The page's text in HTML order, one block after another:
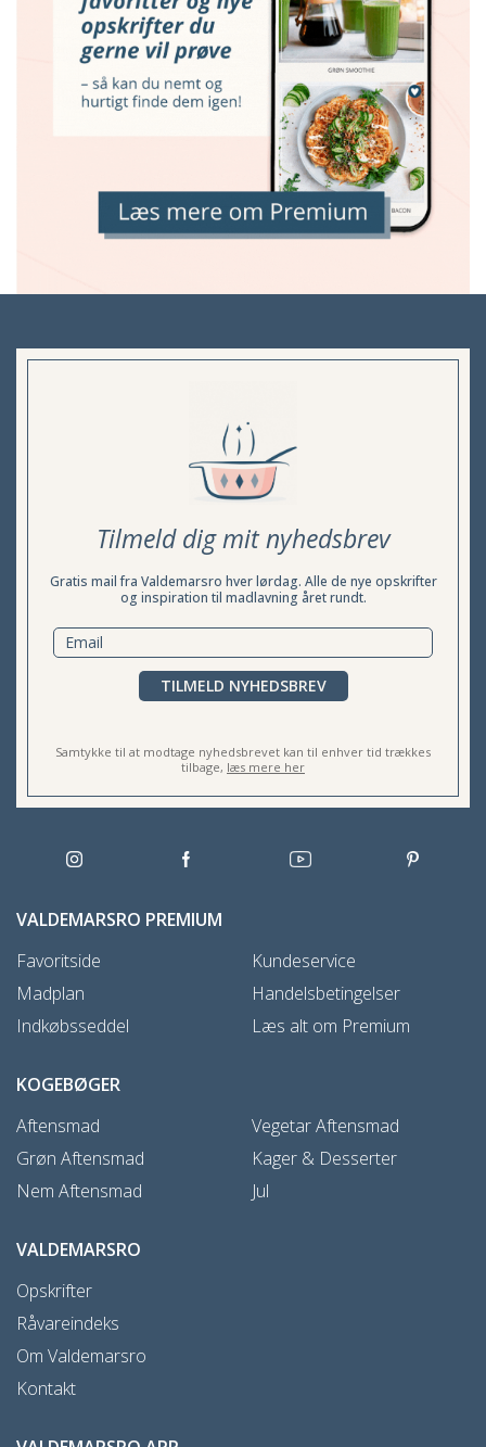
Tilmeld dig mit nyhedsbrev
Gratis mail fra Valdemarsro hver lørdag. Alle de nye opskrifter
og inspiration til madlavning året rundt.
TILMELD NYHEDSBREV
Samtykke til at modtage nyhedsbrevet kan til enhver tid trækkes
tilbage, læs mere her
VALDEMARSRO PREMIUM
Favoritside
Madplan
Indkøbsseddel
Kundeservice
Handelsbetingelser
Læs alt om Premium
KOGEBØGER
Aftensmad
Grøn Aftensmad
Nem Aftensmad
Vegetar Aftensmad
Kager & Desserter
Jul
VALDEMARSRO
Opskrifter
Råvareindeks
Om Valdemarsro
Kontakt